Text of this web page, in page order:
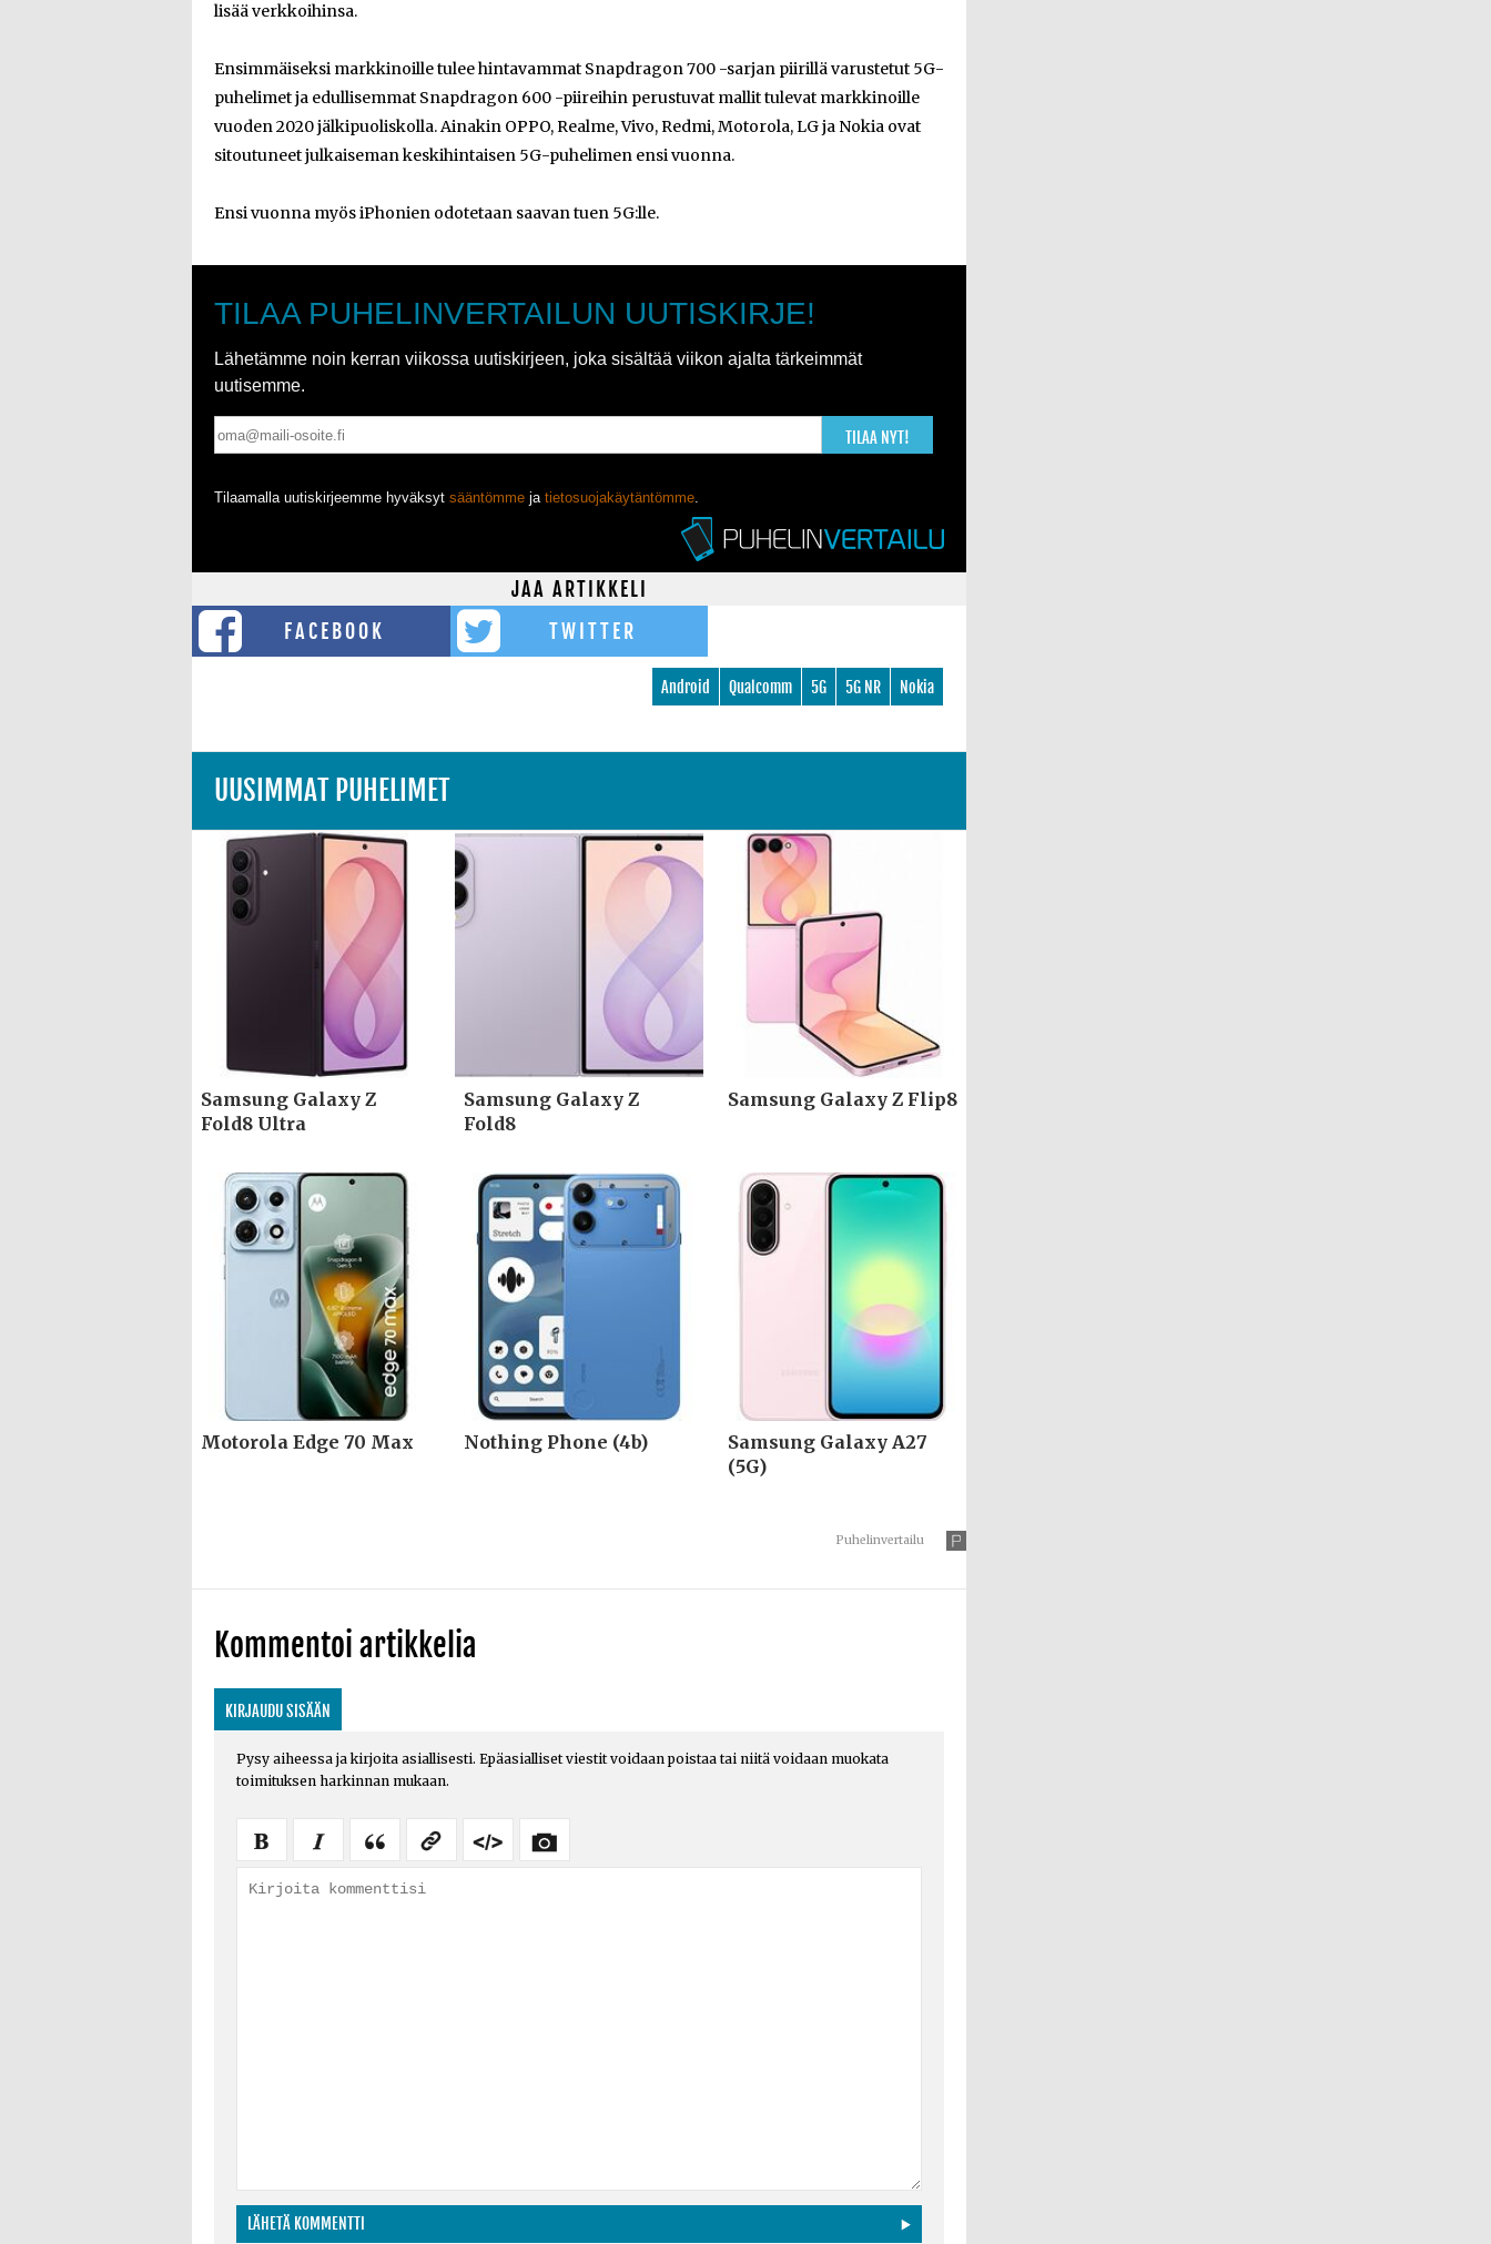
lisää verkkoihinsa.
Ensimmäiseksi markkinoille tulee hintavammat Snapdragon 700 -sarjan piirillä varustetut 5G-
puhelimet ja edullisemmat Snapdragon 600 -piireihin perustuvat mallit tulevat markkinoille
vuoden 2020 jälkipuoliskolla. Ainakin OPPO, Realme, Vivo, Redmi, Motorola, LG ja Nokia ovat
sitoutuneet julkaiseman keskihintaisen 5G-puhelimen ensi vuonna.
Ensi vuonna myös iPhonien odotetaan saavan tuen 5G:lle.
TILAA PUHELINVERTAILUN UUTISKIRJE!
Lähetämme noin kerran viikossa uutiskirjeen, joka sisältää viikon ajalta tärkeimmät
uutisemme.
TILAA NYT!
Tilaamalla uutiskirjeemme hyväksyt sääntömme ja tietosuojakäytäntömme.
JAA ARTIKKELI
FACEBOOK
TWITTER
Nokia
5G NR
5G
Qualcomm
Android
UUSIMMAT PUHELIMET
Samsung Galaxy Z
Fold8 Ultra
Samsung Galaxy Z
Fold8
Samsung Galaxy Z Flip8
Motorola Edge 70 Max Nothing Phone (4b)
Samsung Galaxy A27
(5G)
Puhelinvertailu
Kommentoi artikkelia
KIRJAUDU SISÄÄN
Pysy aiheessa ja kirjoita asiallisesti. Epäasialliset viestit voidaan poistaa tai niitä voidaan muokata
toimituksen harkinnan mukaan.